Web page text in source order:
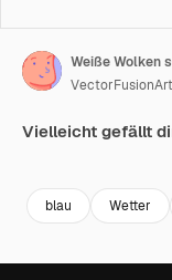
Weiße Wolken
VectorFusionArt
Vielleicht gefällt
blau Wetter